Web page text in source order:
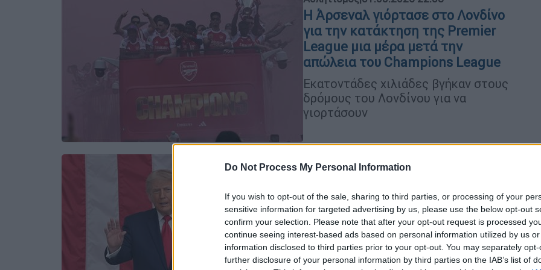
Do Not Process My Personal Information
If you wish to opt-out of the sale, sharing to third parties, or processing of your
sensitive information for targeted advertising by us, please use the below opt-out
confirm your selection. Please note that after your opt-out request is processed
continue seeing interest-based ads based on personal information utilized by us
information disclosed to third parties prior to your opt-out. You may separately
further disclosure of your personal information by third parties on the IAB’s list of
Η Άρσεναλ γιόρτασε στο Λονδίνο
για την κατάκτηση της Premier
League μια μέρα μετά την
απώλεια του Champions League
Εκατοντάδες χιλιάδες βγήκαν στους
δρόμους του Λονδίνου για να
γιορτάσουν
Κόσμος 31.05.2026 22:30
Γιατί οι νέες αξιώσεις Τραμπ
«θολώνουν» τη συμφωνία με την
Τεχεράνη - Τροχοπέδη οι
κυρώσεις στην ιρανική οικονομία
«Δεν θα εγκρίνουμε καμία συμφωνία
όσο δεν θα έχουμε την βεβαιότητα